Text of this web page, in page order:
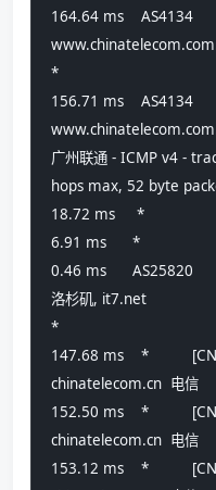
164.64 ms    AS4134
*
156.71 ms    AS4134
广州联通 - ICMP v4 -
hops max, 52 byte
18.72 ms
6.91 ms
0.46 ms      AS25820
洛杉矶, it7.net
*
147.68 ms    *
chinatelecom.cn  电信
152.50 ms    *
chinatelecom.cn  电信
153.12 ms    *